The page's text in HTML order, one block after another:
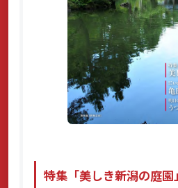
問い合わせフ
お電話でのお問
受付時間：9:00～17:00（土・
特集「美しき新潟の庭園」